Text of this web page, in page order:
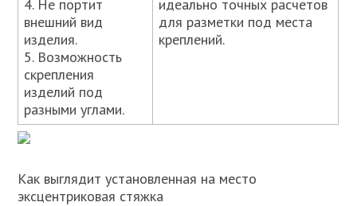
4. Не портит
внешний вид
изделия.
5. Возможность
скрепления
изделий под
разными углами.
идеально точных расчетов
для разметки под места
креплений.
Как выглядит установленная на место
эксцентриковая стяжка